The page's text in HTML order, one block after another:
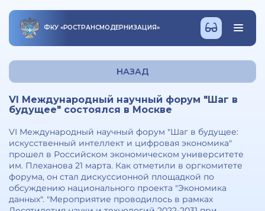
ФКУ «РОСТРАНСМОДЕРНИЗАЦИЯ»
НАЗАД
VI Международный научный форум "Шаг в
будущее" состоялся в Москве
VI Международный научный форум "Шаг в будущее:
искусственный интеллект и цифровая экономика"
прошел в Российском экономическом университете
им. Плеханова 21 марта. Как отметили в оргкомитете
форума, он стал дискуссионной площадкой по
обсуждению национального проекта "Экономика
данных". "Мероприятие проводилось в рамках